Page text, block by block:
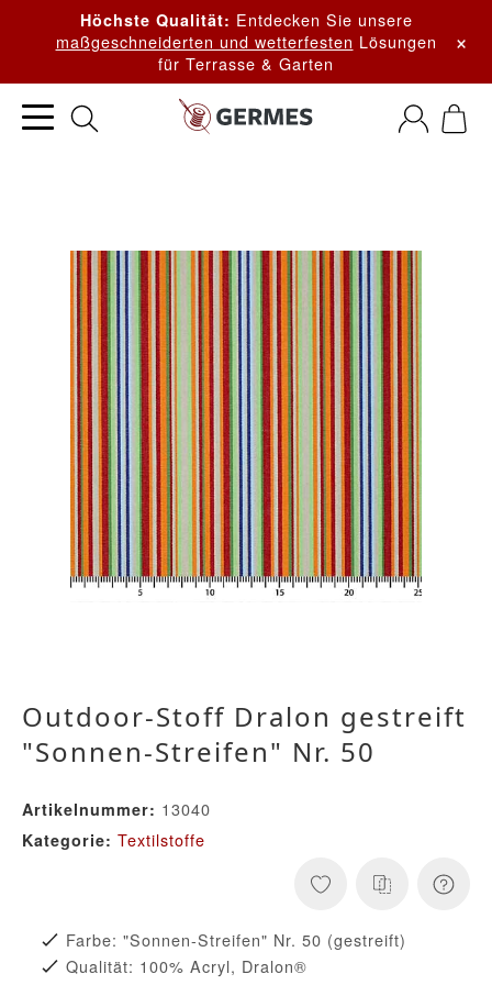
Höchste Qualität: Entdecken Sie unsere
maßgeschneiderten und wetterfesten Lösungen
für Terrasse & Garten
×
Outdoor-Stoff Dralon gestreift
"Sonnen-Streifen" Nr. 50
Artikelnummer: 13040
Kategorie: Textilstoffe
Farbe: "Sonnen-Streifen" Nr. 50 (gestreift)
Qualität: 100% Acryl, Dralon®